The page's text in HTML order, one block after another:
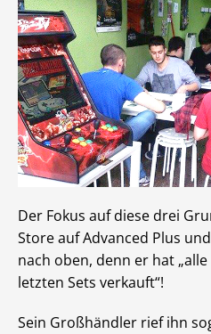
Der Fokus auf diese drei
Store auf Advanced Plus
nach oben, denn er hat
letzten Sets verkauft“!
Sein Großhändler rief ihn